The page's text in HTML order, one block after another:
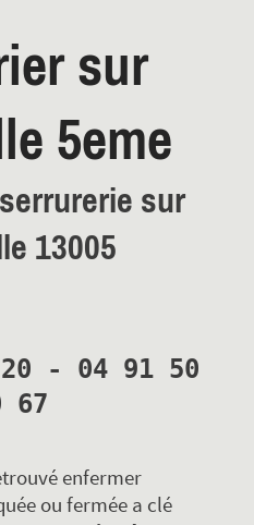
sur
5eme
sur
13005
- 04 91 50
67
enfermer
ou fermée a clé